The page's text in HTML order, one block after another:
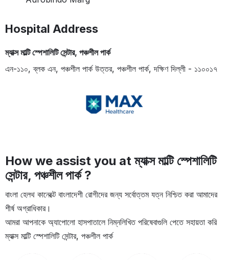
Hospital Address
ম্যাক্স মাল্টি স্পেশালিটি সেন্টার, পঞ্চশীল পার্ক
এন-১১০, ব্লক এন, পঞ্চশীল পার্ক উত্তর, পঞ্চশীল পার্ক, দক্ষিণ দিল্লী - ১১০০১৭
How we assist you at ম্যাক্স মাল্টি স্পেশালিটি
সেন্টার, পঞ্চশীল পার্ক ?
বাংলা হেলথ কানেক্টে বাংলাদেশী রোগীদের জন্য সর্বোত্তম যত্ন নিশ্চিত করা আমাদের
শীর্ষ অগ্রাধিকার।
আমরা আপনাকে অ্যাপোলো হাসপাতালে নিম্নলিখিত পরিষেবাগুলি পেতে সহায়তা করি
ম্যাক্স মাল্টি স্পেশালিটি সেন্টার, পঞ্চশীল পার্ক